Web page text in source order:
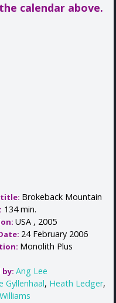
calendar above.
Brokeback Mountain
134 min.
USA , 2005
24 February 2006
Monolith Plus
Ang Lee
Gyllenhaal, Heath Ledger,